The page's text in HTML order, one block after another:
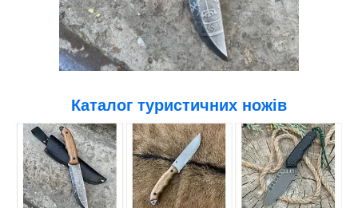
Каталог туристичних ножів